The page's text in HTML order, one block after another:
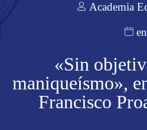
Academia
«Sin
maniqueísmo»,
Francisco